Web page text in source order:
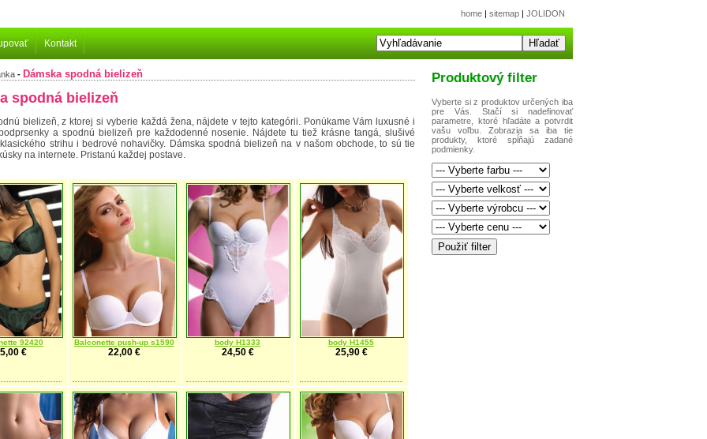
home | sitemap | JOLIDON
Kontakt
- Dámska spodná bielizeň
spodná bielizeň
bielizeň, z ktorej si vyberie každá žena, nájdete v tejto kategórii. Ponúkame Vám luxusné i
a spodnú bielizeň pre každodenné nosenie. Nájdete tu tiež krásne tangá, slušivé
strihu i bedrové nohavičky. Dámska spodná bielizeň na v našom obchode, to sú tie
na internete. Pristanú každej postave.
92420
€
Balconette push-up s1590
22,00 €
body H1333
24,50 €
body H1455
25,90 €
Produktový filter
Vyberte si z produktov určených iba
pre Vás. Stačí si nadefinovať
parametre, ktoré hľadáte a potvrdit
vašu voľbu. Zobrazia sa iba tie
produkty, ktoré spĺňajú zadané
podmienky.